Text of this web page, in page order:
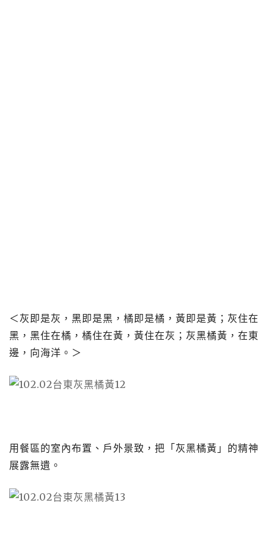
＜灰即是灰，黑即是黑，橘即是橘，黃即是黃；灰住在
黑，黑住在橘，橘住在黃，黃住在灰；灰黑橘黃，在東
邊，向海洋。＞
用餐區的室內布置、戶外景致，把「灰黑橘黃」的精神
展露無遺。